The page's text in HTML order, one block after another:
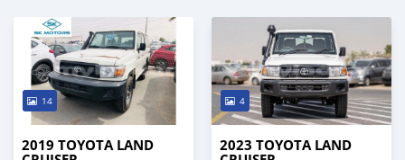
14
2019 TOYOTA LAND
4
2023 TOYOTA LAND